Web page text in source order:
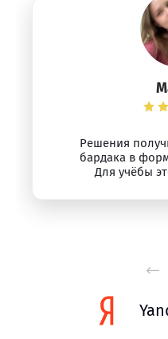
Решения
бардака в
Для учёбы